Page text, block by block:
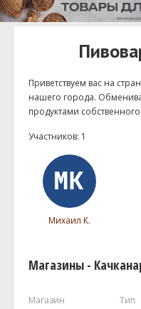
Приветствуем ваc на
нашего города.
продуктами
Участников: 1
Михаил К.
Магазины -
Магазин Тип